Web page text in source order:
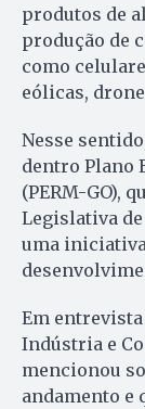
produtos de
produção de
como
eólicas,
Nesse
dentro Plano
(PERM-GO),
Legislativa
uma
Em entrevista
Indústria e
mencionou
andamento e